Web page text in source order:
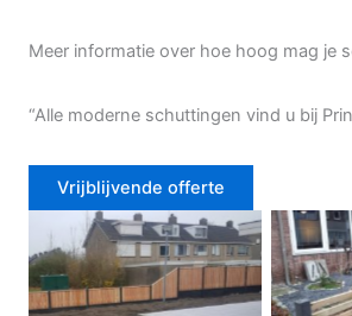
Meer informatie over hoe hoog mag je
“Alle moderne schuttingen vind u bij
Vrijblijvende offerte
Douglas schutting